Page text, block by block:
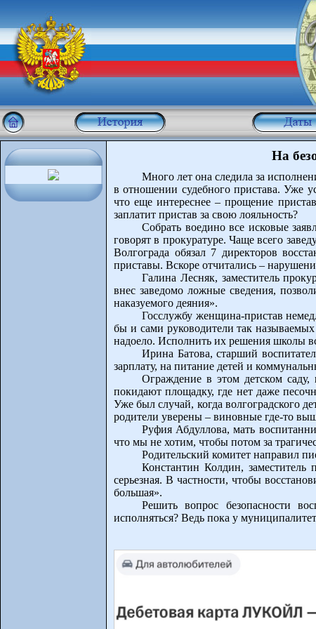
На
Много лет она следила за
в отношении судебного пристава. Уже
что еще интереснее – прощение
заплатит пристав за свою лояльность?
Собрать воедино все исковые
говорят в прокуратуре. Чаще всего
Волгограда обязал 7 директоров
приставы. Вскоре отчитались –
Галина Лесняк, заместитель
внес заведомо ложные сведения,
наказуемого деяния».
Госслужбу женщина-пристав
бы и сами руководители так
надоело. Исполнить их решения школы
Ирина Батова, старший
зарплату, на питание детей и
Ограждение в этом детском
покидают площадку, где нет даже
Уже был случай, когда волгоградского
родители уверены – виновные где-то
Руфия Абдуллова, мать
что мы не хотим, чтобы потом за
Родительский комитет направил
Константин Колдин, заместитель
серьезная. В частности, чтобы
большая».
Решить вопрос безопасности
исполняться? Ведь пока у